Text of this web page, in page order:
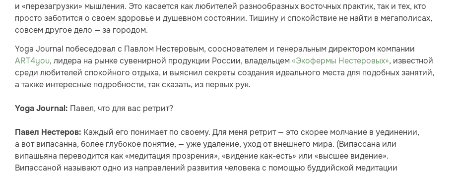
и «перезагрузки» мышления. Это касается как любителей разнообразных восточных практик, так и тех, кто
просто заботится о своем здоровье и душевном состоянии. Тишину и спокойствие не найти в мегаполисах,
совсем другое дело — за городом.
Yoga Journal побеседовал с Павлом Нестеровым, сооснователем и генеральным директором компании
ART4you, лидера на рынке сувенирной продукции России, владельцем «Экофермы Нестеровых», известной
среди любителей спокойного отдыха, и выяснил секреты создания идеального места для подобных занятий,
а также интересные подробности, так сказать, из первых рук.
Yoga Journal: Павел, что для вас ретрит?
Павел Нестеров: Каждый его понимает по своему. Для меня ретрит — это скорее молчание в уединении,
а вот випасанна, более глубокое понятие, — уже удаление, уход от внешнего мира. (Випассана или
випашьяна переводится как «медитация прозрения», «видение как-есть» или «высшее видение».
Випассаной называют одно из направлений развития человека с помощью буддийской медитации